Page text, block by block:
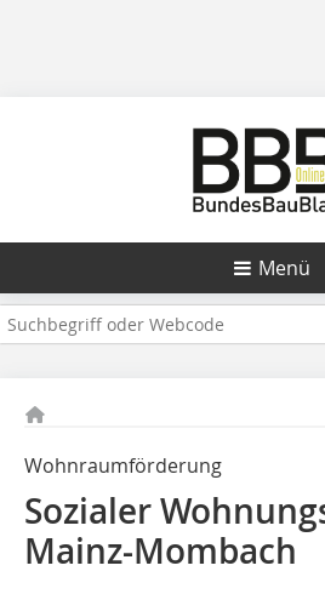
Menü
Wohnraumförderung
Sozialer
Mainz-Mombach